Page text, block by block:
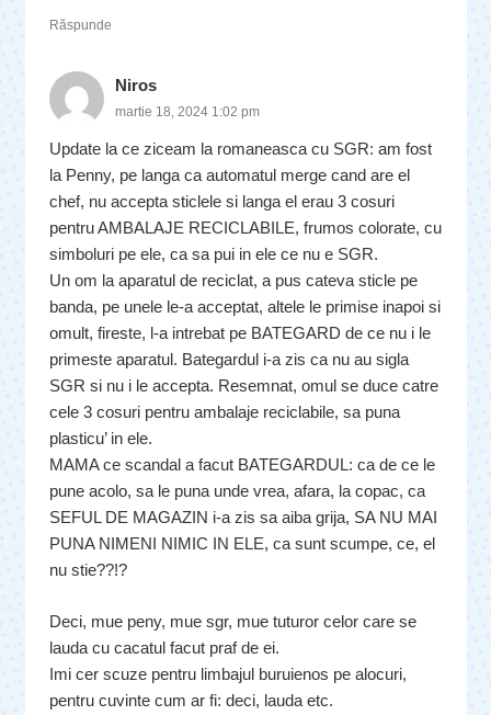
Răspunde
Niros
martie 18, 2024 1:02 pm
Update la ce ziceam la romaneasca cu SGR: am fost
la Penny, pe langa ca automatul merge cand are el
chef, nu accepta sticlele si langa el erau 3 cosuri
pentru AMBALAJE RECICLABILE, frumos colorate, cu
simboluri pe ele, ca sa pui in ele ce nu e SGR.
Un om la aparatul de reciclat, a pus cateva sticle pe
banda, pe unele le-a acceptat, altele le primise inapoi si
omult, fireste, l-a intrebat pe BATEGARD de ce nu i le
primeste aparatul. Bategardul i-a zis ca nu au sigla
SGR si nu i le accepta. Resemnat, omul se duce catre
cele 3 cosuri pentru ambalaje reciclabile, sa puna
plasticu’ in ele.
MAMA ce scandal a facut BATEGARDUL: ca de ce le
pune acolo, sa le puna unde vrea, afara, la copac, ca
SEFUL DE MAGAZIN i-a zis sa aiba grija, SA NU MAI
PUNA NIMENI NIMIC IN ELE, ca sunt scumpe, ce, el
nu stie??!?
Deci, mue peny, mue sgr, mue tuturor celor care se
lauda cu cacatul facut praf de ei.
Imi cer scuze pentru limbajul buruienos pe alocuri,
pentru cuvinte cum ar fi: deci, lauda etc.